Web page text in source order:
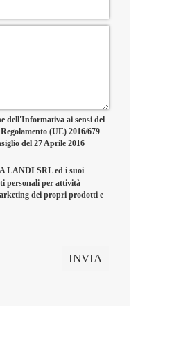
dell'Informativa ai sensi del
(UE) 2016/679
del 27 Aprile 2016
LANDI SRL ed i suoi
personali per attività
dei propri prodotti e